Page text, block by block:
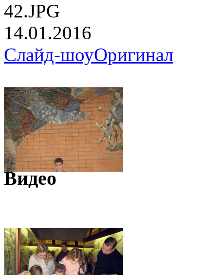
42.JPG
14.01.2016
Слайд-шоуОригинал
Видео